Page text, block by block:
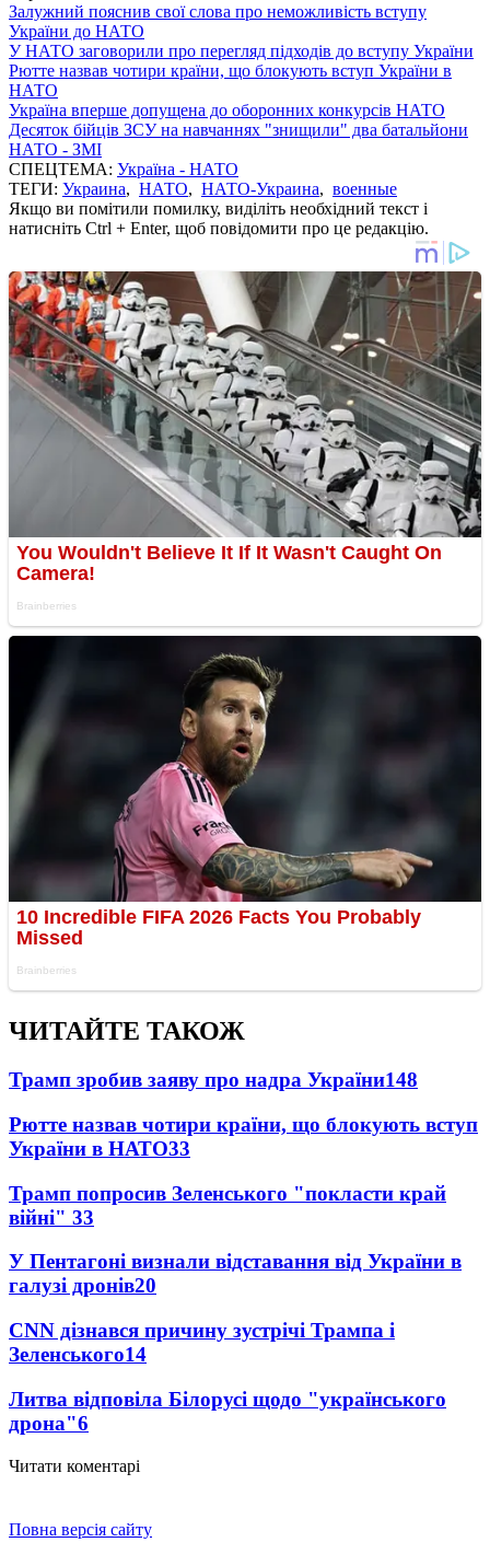
Залужний пояснив свої слова про неможливість вступу
України до НАТО
У НАТО заговорили про перегляд підходів до вступу України
Рютте назвав чотири країни, що блокують вступ України в
НАТО
Україна вперше допущена до оборонних конкурсів НАТО
Десяток бійців ЗСУ на навчаннях "знищили" два батальйони
НАТО - ЗМІ
СПЕЦТЕМА: Україна - НАТО
ТЕГИ: Украина, НАТО, НАТО-Украина, военные
Якщо ви помітили помилку, виділіть необхідний текст і
натисніть Ctrl + Enter, щоб повідомити про це редакцію.
ЧИТАЙТЕ ТАКОЖ
Трамп зробив заяву про надра України148
Рютте назвав чотири країни, що блокують вступ
України в НАТО33
Трамп попросив Зеленського "покласти край
війні" 33
У Пентагоні визнали відставання від України в
галузі дронів20
CNN дізнався причину зустрічі Трампа і
Зеленського14
Литва відповіла Білорусі щодо "українського
дрона"6
Читати коментарі
Повна версія сайту